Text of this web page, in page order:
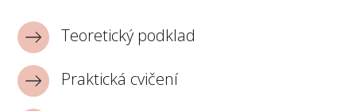
Teoretický podklad
Praktická cvičení